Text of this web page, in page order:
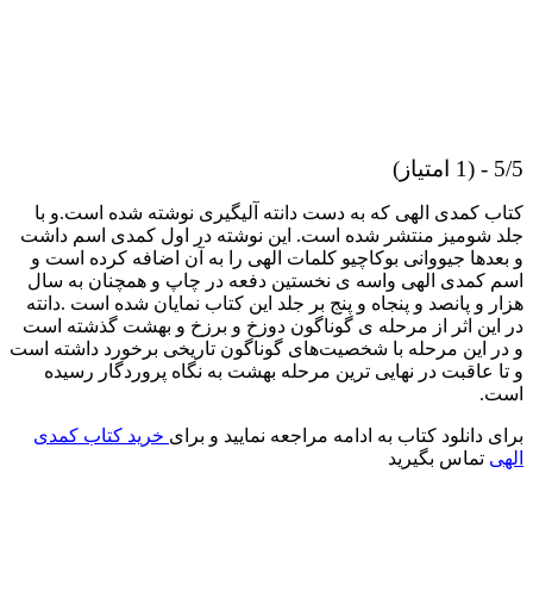
5/5 - (1 امتیاز)
کتاب کمدی الهی که به دست دانته آلیگیری نوشته شده است.و با
جلد شومیز منتشر شده است. این نوشته در اول کمدی اسم داشت
و بعدها جیووانی بوکاچیو کلمات الهی را به آن اضافه کرده است و
اسم کمدی الهی واسه ی نخستین دفعه در چاپ و همچنان به سال
هزار و پانصد و پنجاه و پنج بر جلد این کتاب نمایان شده است .دانته
در این اثر از مرحله ی گوناگون دوزخ و برزخ و بهشت گذشته است
و در این مرحله با شخصیت‌های گوناگون تاریخی برخورد داشته است
و تا عاقبت در نهایی ترین مرحله بهشت به نگاه پروردگار رسیده
است.
برای دانلود کتاب به ادامه مراجعه نمایید و برای خرید کتاب کمدی
الهی تماس بگیرید